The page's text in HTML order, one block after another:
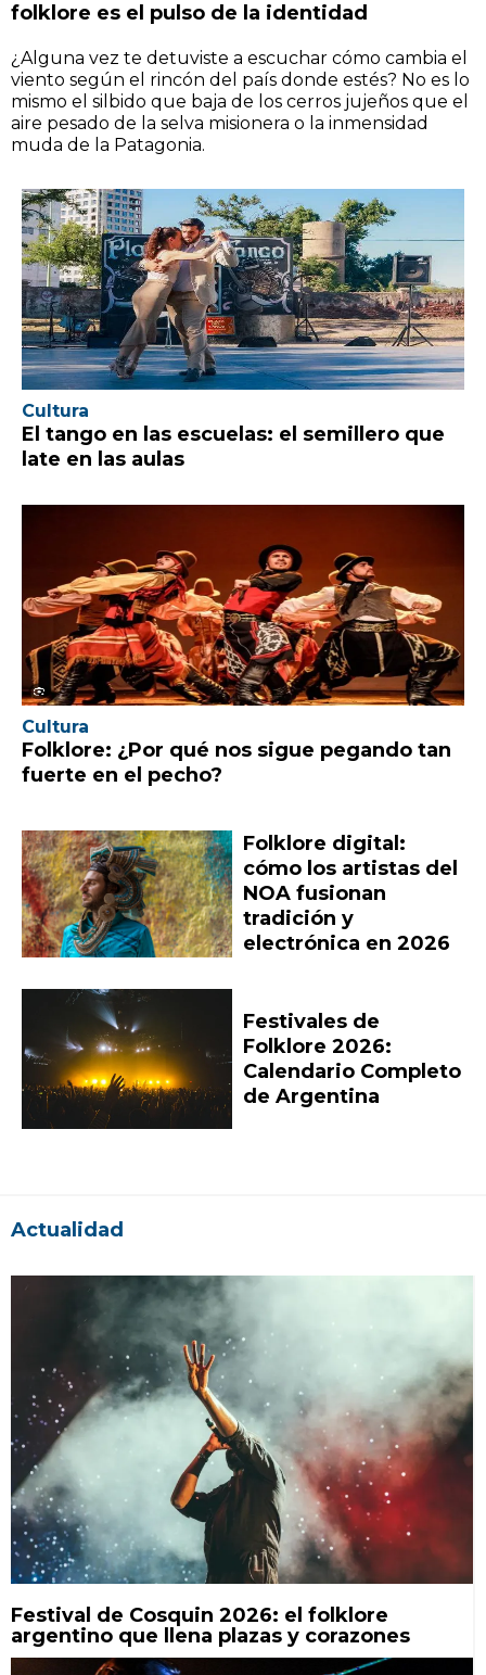
folklore es el pulso de la identidad
¿Alguna vez te detuviste a escuchar cómo cambia el
viento según el rincón del país donde estés? No es lo
mismo el silbido que baja de los cerros jujeños que el
aire pesado de la selva misionera o la inmensidad
muda de la Patagonia.
Cultura
El tango en las escuelas: el semillero que
late en las aulas
Cultura
Folklore: ¿Por qué nos sigue pegando tan
fuerte en el pecho?
Folklore digital:
cómo los artistas del
NOA fusionan
tradición y
electrónica en 2026
Festivales de
Folklore 2026:
Calendario Completo
de Argentina
Actualidad
Festival de Cosquin 2026: el folklore
argentino que llena plazas y corazones